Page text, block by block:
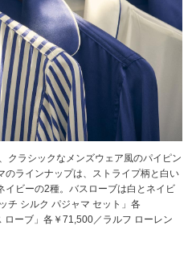
クラシックなメンズウェア風のパイピン
のラインナップは、ストライプ柄と白い
イビーの2種。バスローブは白とネイビ
チ シルク パジャマ セット」各
ローブ」各￥71,500／ラルフ ローレン